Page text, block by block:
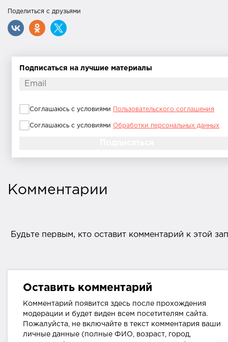
Поделиться с друзьями
Подписаться на лучшие материалы
Соглашаюсь с условиями Пользовательского соглашения
Соглашаюсь с условиями Обработки персональных данных
Комментарии
Будьте первым, кто оставит комментарий к этой
Оставить комментарий
Комментарий появится здесь после прохождения
модерации и будет виден всем посетителям сайта.
Пожалуйста, не включайте в текст комментария ваши
личные данные (полные ФИО, возраст, город,